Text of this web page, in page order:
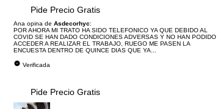
Pide Precio Gratis
Pide Precio Gratis
Ana opina de Asdecorhyc:
POR AHORA MI TRATO HA SIDO TELEFONICO YA QUE DEBIDO AL
COVID SE HAN DADO CONDICIONES ADVERSAS Y NO HAN PODIDO
ACCEDER A REALIZAR EL TRABAJO, RUEGO ME PASEN LA
ENCUESTA DENTRO DE QUINCE DIAS QUE YA...
Verificada